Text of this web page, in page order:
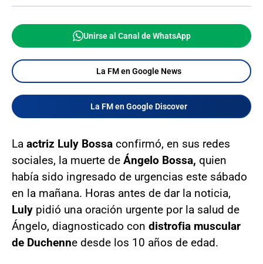
Unirse al Canal de WhatsApp
La FM en Google News
La FM en Google Discover
La actriz Luly Bossa confirmó, en sus redes
sociales, la muerte de Ángelo Bossa, quien
había sido ingresado de urgencias este sábado
en la mañana. Horas antes de dar la noticia,
Luly pidió una oración urgente por la salud de
Ángelo, diagnosticado con distrofia muscular
de Duchenne desde los 10 años de edad.